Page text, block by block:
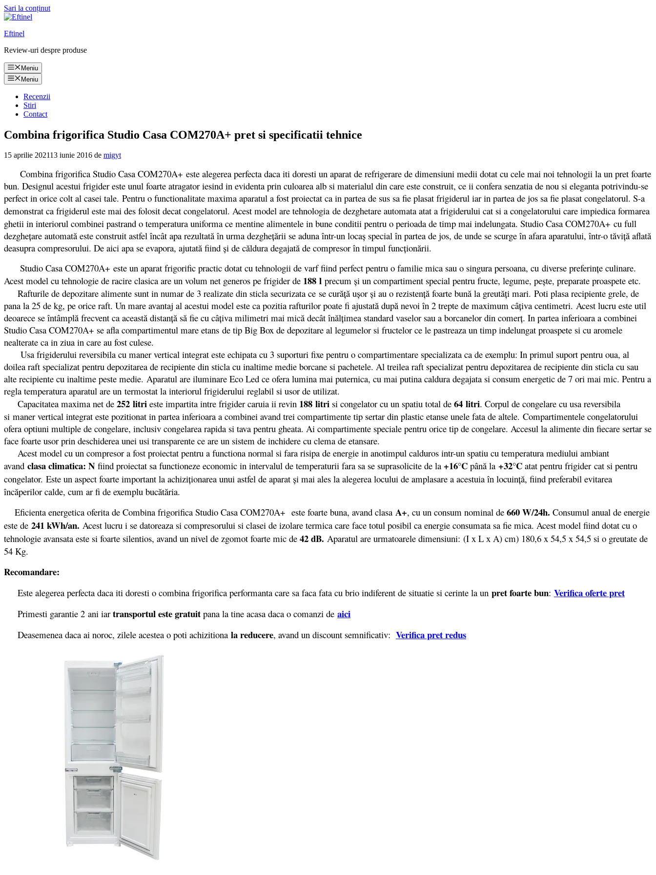
Sari la conținut
Eftinel
Review-uri despre produse
Meniu
Meniu
Recenzii
Stiri
Contact
Combina frigorifica Studio Casa COM270A+ pret si specificatii tehnice
15 aprilie 202113 iunie 2016 de migyt
Combina frigorifica Studio Casa COM270A+ este alegerea perfecta daca iti doresti un aparat de refrigerare de dimensiuni medii dotat cu cele mai noi tehnologii la un pret foarte
bun. Designul acestui frigider este unul foarte atragator iesind in evidenta prin culoarea alb si materialul din care este construit, ce ii confera senzatia de nou si eleganta potrivindu-se
perfect in orice colt al casei tale. Pentru o functionalitate maxima aparatul a fost proiectat ca in partea de sus sa fie plasat frigiderul iar in partea de jos sa fie plasat congelatorul. S-a
demonstrat ca frigiderul este mai des folosit decat congelatorul. Acest model are tehnologia de dezghetare automata atat a frigiderului cat si a congelatorului care impiedica formarea
ghetii in interiorul combinei pastrand o temperatura uniforma ce mentine alimentele in bune conditii pentru o perioada de timp mai indelungata. Studio Casa COM270A+ cu full
dezgheţare automată este construit astfel încât apa rezultată în urma dezgheţării se aduna într-un locaş special în partea de jos, de unde se scurge în afara aparatului, într-o tăviţă aflată
deasupra compresorului. De aici apa se evapora, ajutată fiind şi de căldura degajată de compresor în timpul funcţionării.
Studio Casa COM270A+ este un aparat frigorific practic dotat cu tehnologii de varf fiind perfect pentru o familie mica sau o singura persoana, cu diverse preferințe culinare.
Acest model cu tehnologie de racire clasica are un volum net generos pe frigider de 188 l precum și un compartiment special pentru fructe, legume, pește, preparate proaspete etc.
Rafturile de depozitare alimente sunt in numar de 3 realizate din sticla securizata ce se curăță ușor și au o rezistență foarte bună la greutăți mari. Poti plasa recipiente grele, de
pana la 25 de kg, pe orice raft. Un mare avantaj al acestui model este ca pozitia rafturilor poate fi ajustată după nevoi în 2 trepte de maximum câţiva centimetri. Acest lucru este util
deoarece se întâmplă frecvent ca această distanţă să fie cu câţiva milimetri mai mică decât înălţimea standard vaselor sau a borcanelor din comerţ. In partea inferioara a combinei
Studio Casa COM270A+ se afla compartimentul mare etans de tip Big Box de depozitare al legumelor si fructelor ce le pastreaza un timp indelungat proaspete si cu aromele
nealterate ca in ziua in care au fost culese.
Usa frigiderului reversibila cu maner vertical integrat este echipata cu 3 suporturi fixe pentru o compartimentare specializata ca de exemplu: In primul suport pentru oua, al
doilea raft specializat pentru depozitarea de recipiente din sticla cu inaltime medie borcane si pachetele. Al treilea raft specializat pentru depozitarea de recipiente din sticla cu sau
alte recipiente cu inaltime peste medie. Aparatul are iluminare Eco Led ce ofera lumina mai puternica, cu mai putina caldura degajata si consum energetic de 7 ori mai mic. Pentru a
regla temperatura aparatul are un termostat la interiorul frigiderului reglabil si usor de utilizat.
Capacitatea maxima net de 252 litri este impartita intre frigider caruia ii revin 188 litri si congelator cu un spatiu total de 64 litri. Corpul de congelare cu usa reversibila
si maner vertical integrat este pozitionat in partea inferioara a combinei avand trei compartimente tip sertar din plastic etanse unele fata de altele. Compartimentele congelatorului
ofera optiuni multiple de congelare, inclusiv congelarea rapida si tava pentru gheata. Ai compartimente speciale pentru orice tip de congelare. Accesul la alimente din fiecare sertar se
face foarte usor prin deschiderea unei usi transparente ce are un sistem de inchidere cu clema de etansare.
Acest model cu un compresor a fost proiectat pentru a functiona normal si fara risipa de energie in anotimpul calduros intr-un spatiu cu temperatura mediului ambiant
avand clasa climatica: N fiind proiectat sa functioneze economic in intervalul de temperaturii fara sa se suprasolicite de la +16°C până la +32°C atat pentru frigider cat si pentru
congelator. Este un aspect foarte important la achiziţionarea unui astfel de aparat şi mai ales la alegerea locului de amplasare a acestuia în locuinţă, fiind preferabil evitarea
încăperilor calde, cum ar fi de exemplu bucătăria.
Eficienta energetica oferita de Combina frigorifica Studio Casa COM270A+ este foarte buna, avand clasa A+, cu un consum nominal de 660 W/24h. Consumul anual de energie
este de 241 kWh/an. Acest lucru i se datoreaza si compresorului si clasei de izolare termica care face totul posibil ca energie consumata sa fie mica. Acest model fiind dotat cu o
tehnologie avansata este si foarte silentios, avand un nivel de zgomot foarte mic de 42 dB. Aparatul are urmatoarele dimensiuni: (I x L x A) cm) 180,6 x 54,5 x 54,5 si o greutate de
54 Kg.
Recomandare:
Este alegerea perfecta daca iti doresti o combina frigorifica performanta care sa faca fata cu brio indiferent de situatie si cerinte la un pret foarte bun: Verifica oferte pret
Primesti garantie 2 ani iar transportul este gratuit pana la tine acasa daca o comanzi de aici
Deasemenea daca ai noroc, zilele acestea o poti achizitiona la reducere, avand un discount semnificativ: Verifica pret redus